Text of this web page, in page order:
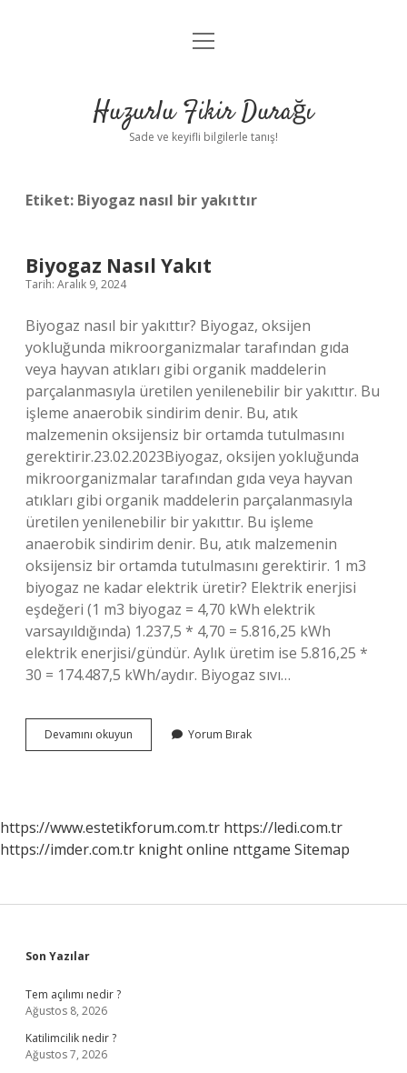
Anasayfa
Yasal Uyarı
menüyü
Huzurlu Fikir Durağı
Sade ve keyifli bilgilerle tanış!
Etiket: Biyogaz nasıl bir yakıttır
Biyogaz Nasıl Yakıt
Tarih: Aralık 9, 2024
Biyogaz nasıl bir yakıttır? Biyogaz, oksijen
yokluğunda mikroorganizmalar tarafından gıda
veya hayvan atıkları gibi organik maddelerin
parçalanmasıyla üretilen yenilenebilir bir yakıttır. Bu
işleme anaerobik sindirim denir. Bu, atık
malzemenin oksijensiz bir ortamda tutulmasını
gerektirir.23.02.2023Biyogaz, oksijen yokluğunda
mikroorganizmalar tarafından gıda veya hayvan
atıkları gibi organik maddelerin parçalanmasıyla
üretilen yenilenebilir bir yakıttır. Bu işleme
anaerobik sindirim denir. Bu, atık malzemenin
oksijensiz bir ortamda tutulmasını gerektirir. 1 m3
biyogaz ne kadar elektrik üretir? Elektrik enerjisi
eşdeğeri (1 m3 biyogaz = 4,70 kWh elektrik
varsayıldığında) 1.237,5 * 4,70 = 5.816,25 kWh
elektrik enerjisi/gündür. Aylık üretim ise 5.816,25 *
30 = 174.487,5 kWh/aydır. Biyogaz sıvı…
Devamını okuyun Biyogaz
Nasıl
Yorum Bırak
https://www.estetikforum.com.tr https://ledi.com.tr
https://imder.com.tr knight online nttgame Sitemap
Sidebar
Son Yazılar
Tem açılımı nedir ?
Ağustos 8, 2026
Katilimcilik nedir ?
Ağustos 7, 2026